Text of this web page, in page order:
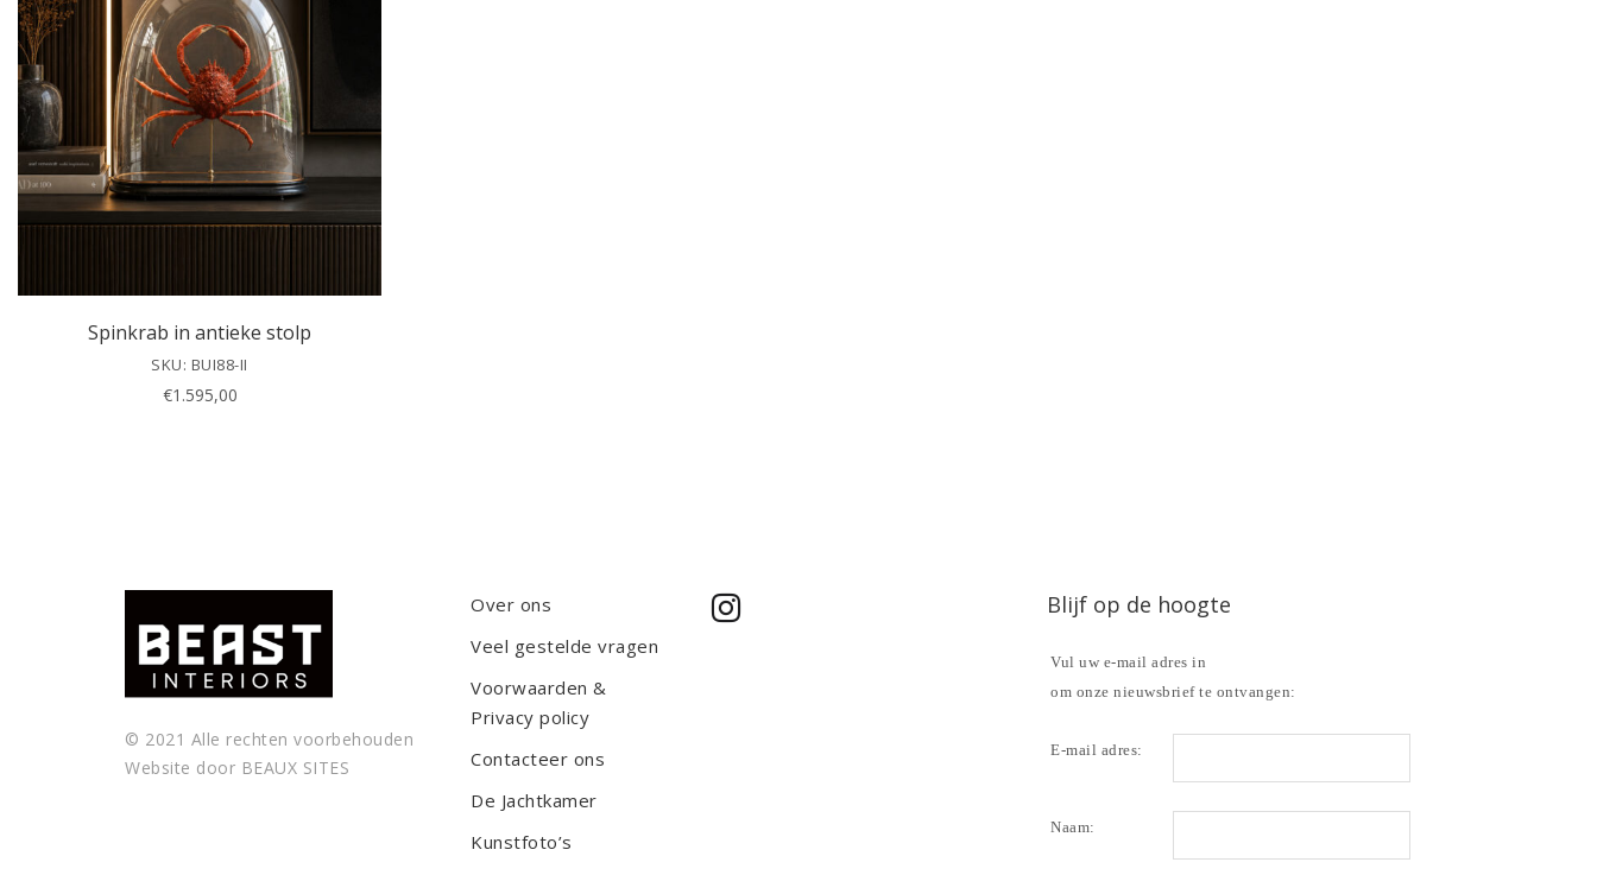
Spinkrab in antieke stolp
SKU: BUI88-II
€1.595,00
© 2021 Alle rechten voorbehouden
Website door BEAUX SITES
Over ons
Veel gestelde vragen
Voorwaarden &
Privacy policy
Contacteer ons
De Jachtkamer
Kunstfoto’s
Blijf op de hoogte
Vul uw e-mail adres in
om onze nieuwsbrief te ontvangen:
E-mail adres:
Naam: